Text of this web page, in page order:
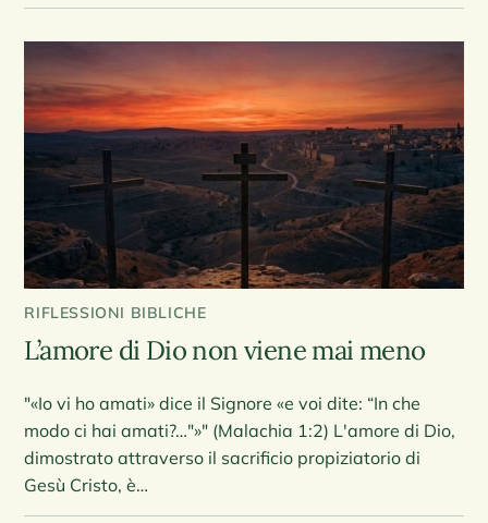
RIFLESSIONI BIBLICHE
L’amore di Dio non viene mai meno
"«Io vi ho amati» dice il Signore «e voi dite: “In che
modo ci hai amati?…"»" (Malachia 1:2) L'amore di Dio,
dimostrato attraverso il sacrificio propiziatorio di
Gesù Cristo, è…